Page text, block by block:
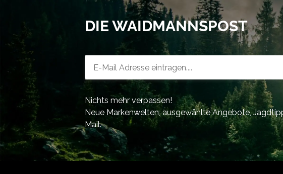
DIE WAIDMANNSPOST
Nichts mehr verpassen!
Neue Markenwelten, ausgewählte Angebote,
Mail.